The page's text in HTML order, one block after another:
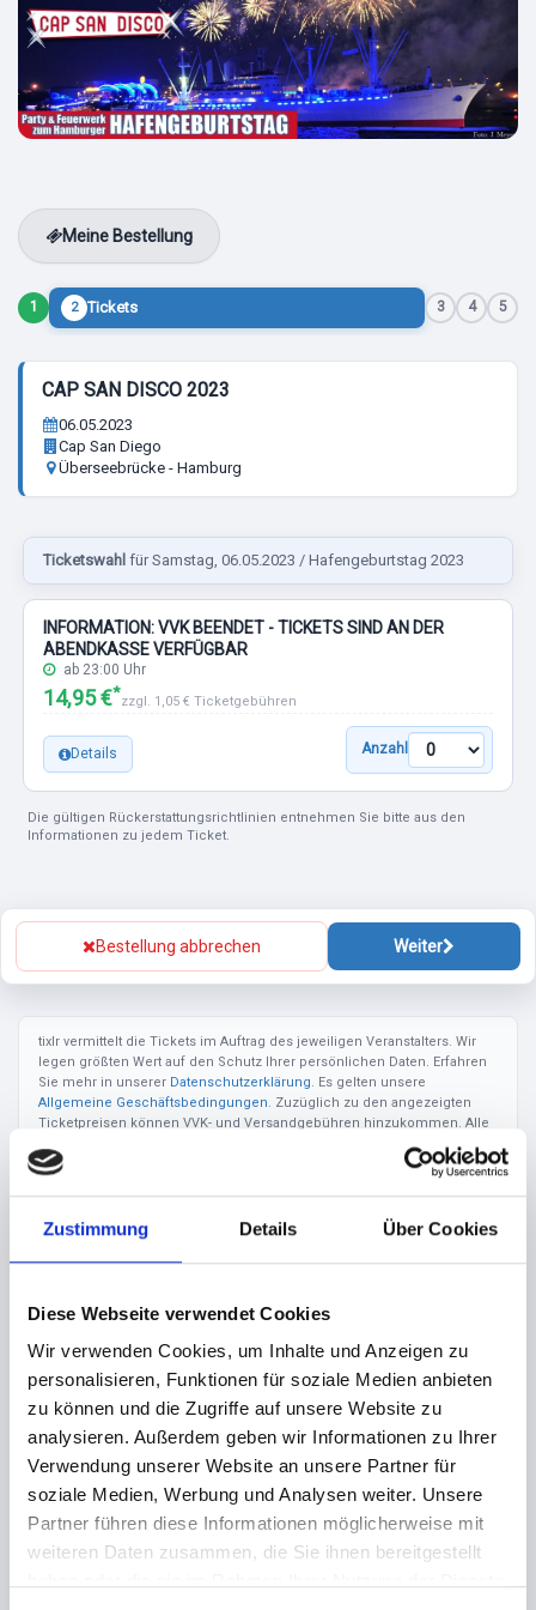
Zustimmung Details Über Cookies
Diese Webseite verwendet Cookies
Wir verwenden Cookies, um Inhalte und Anzeigen zu
personalisieren, Funktionen für soziale Medien anbieten
zu können und die Zugriffe auf unsere Website zu
analysieren. Außerdem geben wir Informationen zu Ihrer
Verwendung unserer Website an unsere Partner für
soziale Medien, Werbung und Analysen weiter. Unsere
Partner führen diese Informationen möglicherweise mit
weiteren Daten zusammen, die Sie ihnen bereitgestellt
Meine Bestellung
1 2 Tickets 3 4 5
CAP SAN DISCO 2023
06.05.2023
Cap San Diego
Überseebrücke - Hamburg
Ticketswahl für Samstag, 06.05.2023 / Hafengeburtstag 2023
INFORMATION: VVK BEENDET - TICKETS SIND AN DER
ABENDKASSE VERFÜGBAR
ab 23:00 Uhr
14,95 €*
zzgl. 1,05 € Ticketgebühren
Details Anzahl
Die gültigen Rückerstattungsrichtlinien entnehmen Sie bitte aus den
Informationen zu jedem Ticket.
Bestellung abbrechen Weiter
tixlr vermittelt die Tickets im Auftrag des jeweiligen Veranstalters. Wir
legen größten Wert auf den Schutz Ihrer persönlichen Daten. Erfahren
Sie mehr in unserer Datenschutzerklärung . Es gelten unsere
Allgemeine Geschäftsbedingungen . Zuzüglich zu den angezeigten
Ticketpreisen können VVK- und Versandgebühren hinzukommen. Alle
Ticketpreis enthalten ist die gesetzliche Mehrwertsteuer.
VVK beendet - Tickets an der Abendkasse
verfügbar!
Cap San Disco Hafengeburtstag 2023
Zum Hafengeburtstag 2023 wird die CAP SAN DIEGO erneut
zu einem Partydampfer mit 4 Dancefloors umfunktioniert,